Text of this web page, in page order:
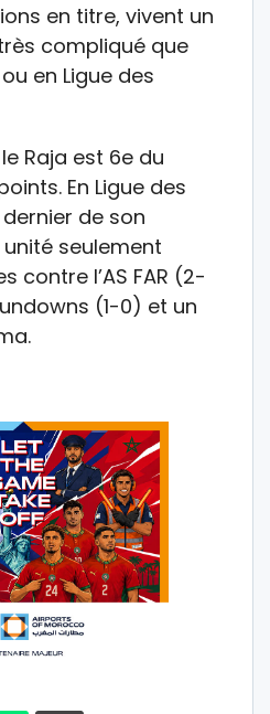
en titre, vivent un
compliqué que
en Ligue des
Raja est 6e du
En Ligue des
de son
seulement
contre l’AS FAR (2-
(1-0) et un